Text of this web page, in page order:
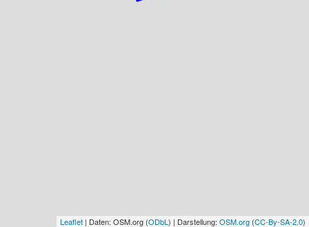
Leaflet | Daten: OSM.org (ODbL ) | Darstellung: OSM.org (CC-By-SA-2.0)